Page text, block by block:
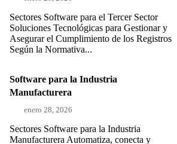
Sectores Software para el Tercer Sector
Soluciones Tecnológicas para Gestionar y
Asegurar el Cumplimiento de los Registros
Según la Normativa...
Software para la Industria
Manufacturera
enero 28, 2026
Sectores Software para la Industria
Manufacturera Automatiza, conecta y